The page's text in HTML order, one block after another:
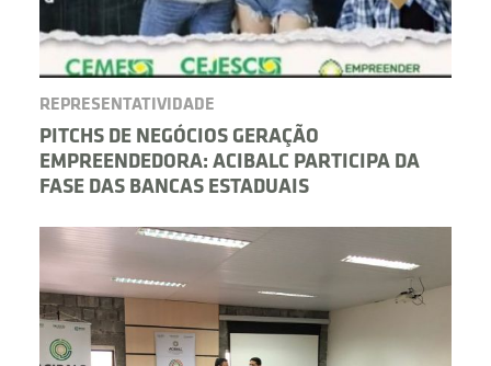
REPRESENTATIVIDADE
PITCHS DE NEGÓCIOS GERAÇÃO
EMPREENDEDORA: ACIBALC PARTICIPA DA
FASE DAS BANCAS ESTADUAIS